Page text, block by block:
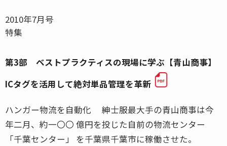
2010年7月号
特集
第3部 ベストプラクティスの現場に学ぶ【青山商事】
ICタグを活用して絶対単品管理を革新
ハンガー物流を自動化 紳士服最大手の青山商事は今
年二月、約一〇〇 億円を投じた自前の物流センター
「千葉センター」 を千葉県千葉市に稼働させた。